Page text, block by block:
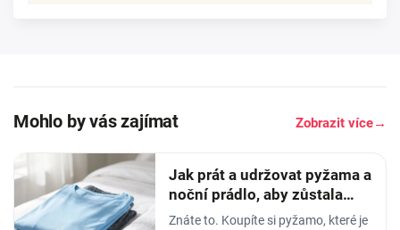
Mohlo by vás zajímat Zobrazit více→
Jak prát a udržovat pyžama a
noční prádlo, aby zůstala
měkká
Znáte to. Koupíte si pyžamo, které je